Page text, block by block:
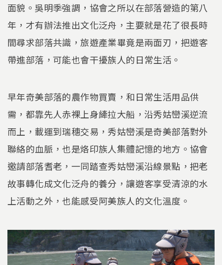
面貌。吳明季強調，協會之所以在部落營造的第八
年，才有辦法推出文化泛舟，主要就是花了很長時
間尋求部落共識，旅遊產業畢竟是兩面刃，把遊客
帶進部落，可能也會干擾族人的日常生活。
早年奇美部落的農作物買賣，和日常生活用品供
需，都靠先人赤裸上身縴拉大船，沿秀姑巒溪逆流
而上，載運到瑞穗交易，秀姑巒溪是奇美部落對外
聯絡的血脈，也是烙印族人集體記憶的地方。協會
邀請部落耆老，一同踏查秀姑巒溪沿線景點，把老
故事轉化成文化泛舟的養分，讓遊客享受清涼的水
上活動之外，也能感受阿美族人的文化溫度。